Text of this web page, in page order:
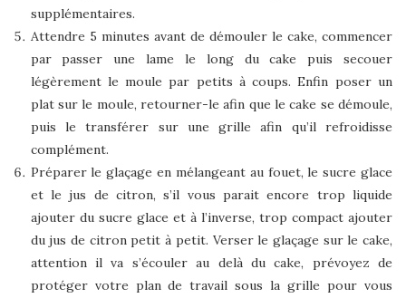
supplémentaires.
Attendre 5 minutes avant de démouler le cake, commencer
par passer une lame le long du cake puis secouer
légèrement le moule par petits à coups. Enfin poser un
plat sur le moule, retourner-le afin que le cake se démoule,
puis le transférer sur une grille afin qu’il refroidisse
complément.
Préparer le glaçage en mélangeant au fouet, le sucre glace
et le jus de citron, s’il vous parait encore trop liquide
ajouter du sucre glace et à l’inverse, trop compact ajouter
du jus de citron petit à petit. Verser le glaçage sur le cake,
attention il va s’écouler au delà du cake, prévoyez de
protéger votre plan de travail sous la grille pour vous